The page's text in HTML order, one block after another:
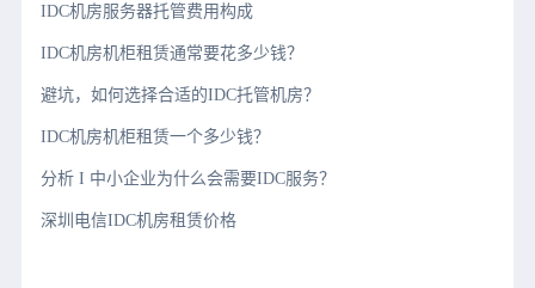
IDC机房服务器托管费用构成
IDC机房机柜租赁通常要花多少钱？
避坑，如何选择合适的IDC托管机房？
IDC机房机柜租赁一个多少钱？
分析 I 中小企业为什么会需要IDC服务？
深圳电信IDC机房租赁价格